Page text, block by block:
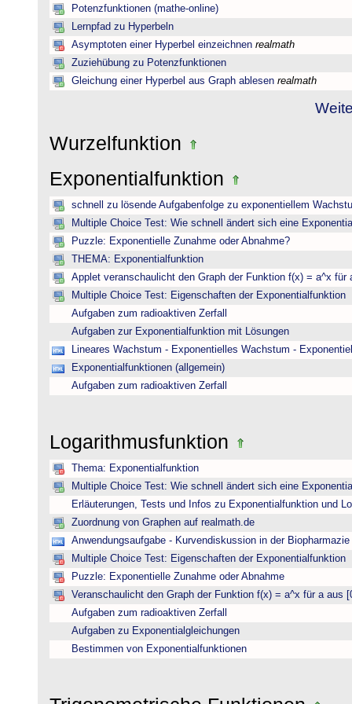
Potenzfunktionen (mathe-online)
Lernpfad zu Hyperbeln
Asymptoten einer Hyperbel einzeichnen realmath
Zuziehübung zu Potenzfunktionen
Gleichung einer Hyperbel aus Graph ablesen realmath
Wurzelfunktion
Exponentialfunktion
schnell zu lösende Aufgabenfolge zu exponentiellem
Multiple Choice Test: Wie schnell ändert sich eine
Puzzle: Exponentielle Zunahme oder Abnahme?
THEMA: Exponentialfunktion
Applet veranschaulicht den Graph der Funktion f(x) = a^x für
Multiple Choice Test: Eigenschaften der Exponentialfunktion
Aufgaben zum radioaktiven Zerfall
Aufgaben zur Exponentialfunktion mit Lösungen
Lineares Wachstum - Exponentielles Wachstum -
Exponentialfunktionen (allgemein)
Aufgaben zum radioaktiven Zerfall
Logarithmusfunktion
Thema: Exponentialfunktion
Multiple Choice Test: Wie schnell ändert sich eine
Erläuterungen, Tests und Infos zu Exponentialfunktion und
Zuordnung von Graphen auf realmath.de
Anwendungsaufgabe - Kurvendiskussion in der Biopharmazie
Multiple Choice Test: Eigenschaften der Exponentialfunktion
Puzzle: Exponentielle Zunahme oder Abnahme
Veranschaulicht den Graph der Funktion f(x) = a^x für a aus
Aufgaben zum radioaktiven Zerfall
Aufgaben zu Exponentialgleichungen
Bestimmen von Exponentialfunktionen